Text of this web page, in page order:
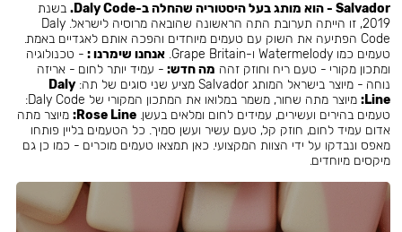
Salvador - הוא מותג בעל היסטוריה שהחלה ב-Daly Code.
בשנת
2019, זו הייתה תערובת התה הראשונה שהובאה מרוסיה לישראל. Daly
Code הפתיעה את השוק עם טעמים מיוחדים והפכה אותם לאגדיים באמת.
טעמים כמו Watermelody ו-Grape Britain.
אנחנו שימרנו : - טכנולוגיה
ומתכון מקורי - טעם ריח וחוזק זהה מה חדש: - עמיד יותר לחום - אריזה
נוחה - מיוצר בישראל המותג Salvador מציע שני סוגים של תה:
Daly
Line:
מיוצר מתה שחור, משמר במלואו את המתכון המקורי של Daly Code:
טעמים בהירים ועשירים, עמידים לחום ומלאים בעשן.Rose Line: מיוצר מתה
אדום עמיד לחום, חוזק קל, טעם עשיר ועשן סמיך. כל הטעמים בליין פותחו
מאפס ונבדקו על ידי הצוות המקצועי. כאן תמצאו טעמים מוכרים - כמו כן גם
מיקסים מיוחדים.